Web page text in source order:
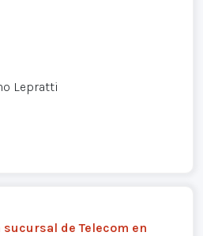
Lepratti
de Telecom en